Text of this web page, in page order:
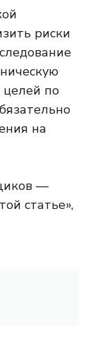
риски
по
на
—
статье»,